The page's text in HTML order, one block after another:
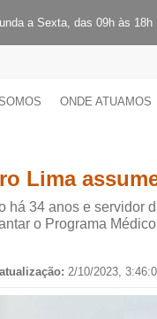
a Sexta, das 09h às 18h
ONDE ATUAMOS
Lima
há 34 anos e servidor
o Programa
2/10/2023,